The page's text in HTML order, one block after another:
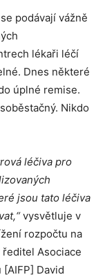
podávají vážně
lékaři léčí
Dnes některé
úplné remise.
Nikdo
léčiva pro
jsou tato léčiva
vysvětluje v
rozpočtu na
Asociace
David